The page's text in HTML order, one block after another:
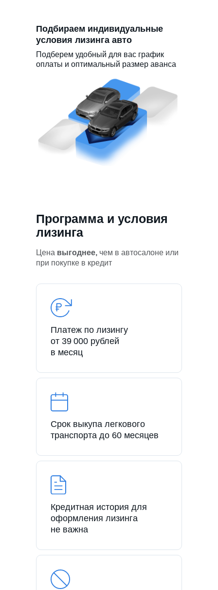
Подбираем индивидуальные
условия лизинга авто
Подберем удобный для вас график
оплаты и оптимальный размер аванса
Программа и условия
лизинга
Цена выгоднее, чем в автосалоне или
при покупке в кредит
Платеж по лизингу
от 39 000 рублей
в месяц
Срок выкупа легкового
транспорта до 60 месяцев
Кредитная история для
оформления лизинга
не важна